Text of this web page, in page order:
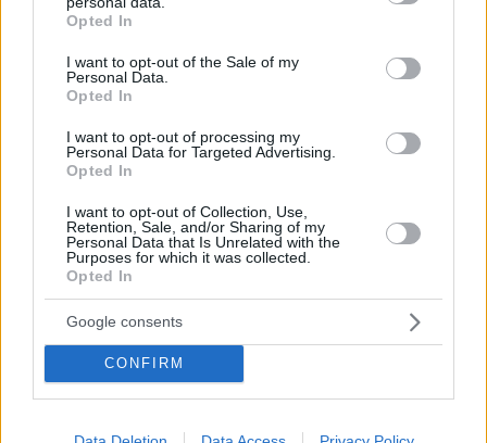
grant or deny consent to Google and its third-party tags to
use your data for below specified purposes in below Google
consent section.
Opted In
I want to opt-out of the Sale of my
Personal Data.
Opted In
I want to opt-out of processing my
Personal Data for Targeted Advertising.
Opted In
I want to opt-out of Collection, Use,
Retention, Sale, and/or Sharing of my
Personal Data that Is Unrelated with the
Purposes for which it was collected.
Opted In
Google consents
CONFIRM
Ειδήσεις
Πλοίο δέχθηκε επίθεση στα ανοικτά του Ομάν -
πριν 8 λεπτά
Χωρίς ενεργό μέτωπο η φωτιά σε χαμηλή βλάστηση στη
πριν 10 λεπτά
Ποιες μυρωδιές είναι πολύ επικίνδυνες για το
κατοικίδιό μας- Ποιες δεν είναι
πριν 14 λεπτά
Πέντε ρούχα και καθόλου ψευδαισθήσεις: Γιατί το
κυνήγι της τέλειας στιγμής των διακοπών είναι μια
Θέλει ο σκύλος σας να τρώει μόνο το βράδυ; Δείτε 5